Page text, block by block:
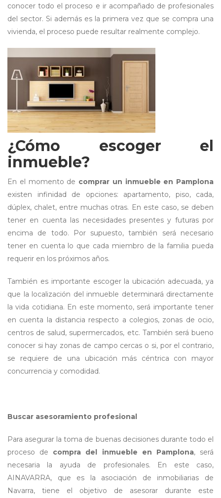
conocer todo el proceso e ir acompañado de profesionales
del sector. Si además es la primera vez que se compra una
vivienda, el proceso puede resultar realmente complejo.
¿Cómo escoger el
inmueble?
En el momento de comprar un inmueble en Pamplona
existen infinidad de opciones: apartamento, piso, cada,
dúplex, chalet, entre muchas otras. En este caso, se deben
tener en cuenta las necesidades presentes y futuras por
encima de todo. Por supuesto, también será necesario
tener en cuenta lo que cada miembro de la familia pueda
requerir en los próximos años.
También es importante escoger la ubicación adecuada, ya
que la localización del inmueble determinará directamente
la vida cotidiana. En este momento, será importante tener
en cuenta la distancia respecto a colegios, zonas de ocio,
centros de salud, supermercados, etc. También será bueno
conocer si hay zonas de campo cercas o si, por el contrario,
se requiere de una ubicación más céntrica con mayor
concurrencia y comodidad.
Buscar asesoramiento profesional
Para asegurar la toma de buenas decisiones durante todo el
proceso de compra del inmueble en Pamplona, será
necesaria la ayuda de profesionales. En este caso,
AINAVARRA, que es la asociación de inmobiliarias de
Navarra, tiene el objetivo de asesorar durante este